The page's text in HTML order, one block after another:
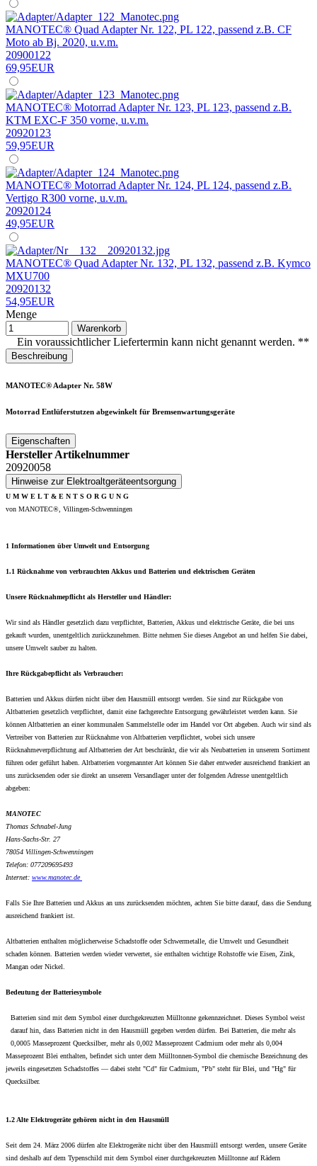
MANOTEC® Quad Adapter Nr. 122, PL 122, passend z.B. CF
Moto ab Bj. 2020, u.v.m.
20900122
69,95EUR
MANOTEC® Motorrad Adapter Nr. 123, PL 123, passend z.B.
KTM EXC-F 350 vorne, u.v.m.
20920123
59,95EUR
MANOTEC® Motorrad Adapter Nr. 124, PL 124, passend z.B.
Vertigo R300 vorne, u.v.m.
20920124
49,95EUR
MANOTEC® Quad Adapter Nr. 132, PL 132, passend z.B. Kymco
MXU700
20920132
54,95EUR
Menge
Warenkorb
Ein voraussichtlicher Liefertermin kann nicht genannt werden. **
Beschreibung
MANOTEC® Adapter Nr. 58W
Motorrad Entlüferstutzen abgewinkelt für Bremsenwartungsgeräte
Eigenschaften
Hersteller Artikelnummer
20920058
Hinweise zur Elektroaltgeräteentsorgung
U M W E L T & E N T S O R G U N G
von MANOTEC®, Villingen-Schwenningen
1 Informationen über Umwelt und Entsorgung
1.1 Rücknahme von verbrauchten Akkus und Batterien und elektrischen Geräten
Unsere Rücknahmepflicht als Hersteller und Händler:
Wir sind als Händler gesetzlich dazu verpflichtet, Batterien, Akkus und elektrische Geräte, die bei uns
gekauft wurden, unentgeltlich zurückzunehmen. Bitte nehmen Sie dieses Angebot an und helfen Sie dabei,
unsere Umwelt sauber zu halten.
Ihre Rückgabepflicht als Verbraucher:
Batterien und Akkus dürfen nicht über den Hausmüll entsorgt werden. Sie sind zur Rückgabe von
Altbatterien gesetzlich verpflichtet, damit eine fachgerechte Entsorgung gewährleistet werden kann. Sie
können Altbatterien an einer kommunalen Sammelstelle oder im Handel vor Ort abgeben. Auch wir sind als
Vertreiber von Batterien zur Rücknahme von Altbatterien verpflichtet, wobei sich unsere
Rücknahmeverpflichtung auf Altbatterien der Art beschränkt, die wir als Neubatterien in unserem Sortiment
führen oder geführt haben. Altbatterien vorgenannter Art können Sie daher entweder ausreichend frankiert an
uns zurücksenden oder sie direkt an unserem Versandlager unter der folgenden Adresse unentgeltlich
abgeben:
MANOTEC
Thomas Schnabel-Jung
Hans-Sachs-Str. 27
78054 Villingen-Schwenningen
Telefon: 077209695493
Internet: www.manotec.de
Falls Sie Ihre Batterien und Akkus an uns zurücksenden möchten, achten Sie bitte darauf, dass die Sendung
ausreichend frankiert ist.
Altbatterien enthalten möglicherweise Schadstoffe oder Schwermetalle, die Umwelt und Gesundheit
schaden können. Batterien werden wieder verwertet, sie enthalten wichtige Rohstoffe wie Eisen, Zink,
Mangan oder Nickel.
Bedeutung der Batteriesymbole
Batterien sind mit dem Symbol einer durchgekreuzten Mülltonne gekennzeichnet. Dieses Symbol weist
darauf hin, dass Batterien nicht in den Hausmüll gegeben werden dürfen. Bei Batterien, die mehr als
0,0005 Masseprozent Quecksilber, mehr als 0,002 Masseprozent Cadmium oder mehr als 0,004
Masseprozent Blei enthalten, befindet sich unter dem Mülltonnen-Symbol die chemische Bezeichnung des
jeweils eingesetzten Schadstoffes — dabei steht "Cd" für Cadmium, "Pb" steht für Blei, und "Hg" für
Quecksilber.
1.2 Alte Elektrogeräte gehören nicht in den Hausmüll
Seit dem 24. März 2006 dürfen alte Elektrogeräte nicht über den Hausmüll entsorgt werden, unsere Geräte
sind deshalb auf dem Typenschild mit dem Symbol einer durchgekreuzten Mülltonne auf Rädern